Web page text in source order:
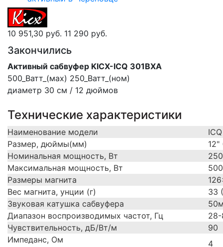
10 951,30 руб. 11 290 руб.
Закончились
Активный сабвуфер KICX-ICQ 301BXA
500_Ватт_(мах) 250_Ватт_(ном)
диаметр 30 см / 12 дюймов
Технические характеристики
Наименование модели
Размер, дюймы(мм)
12"
Номинальная мощность, Вт
250
Максимальная мощность, Вт
500
Размеры магнита
Вес магнита, унции (г)
33
Звуковая катушка сабвуфера
Диапазон воспроизводимых частот, Гц
Чувствительность, дБ/Вт/м
90
Импеданс, Ом
4